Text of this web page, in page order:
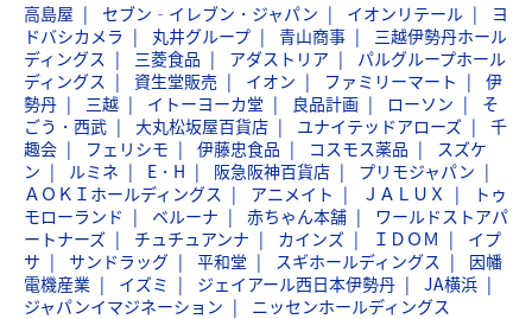
高島屋 セブン‐イレブン・ジャパン イオンリテール
ヨ
ドバシカメラ
丸井グループ 青山商事
三越伊勢丹ホール
ディングス
三菱食品 アダストリア
パルグループホール
ディングス
資生堂販売 イオン ファミリーマート
伊
勢丹
三越 イトーヨーカ堂 良品計画 ローソン
そ
ごう・西武
大丸松坂屋百貨店 ユナイテッドアローズ
千
趣会
フェリシモ 伊藤忠食品 コスモス薬品
スズケ
ン
ルミネ E・H 阪急阪神百貨店
プリモジャパン
ＡＯＫＩホールディングス
アニメイト ＪＡＬＵＸ
トゥ
モローランド
ベルーナ 赤ちゃん本舗
ワールドストアパ
ートナーズ
チュチュアンナ カインズ ＩＤＯＭ
イプ
サ
サンドラッグ 平和堂 スギホールディングス
因幡
電機産業
イズミ ジェイアール西日本伊勢丹
JA横浜
ジャパンイマジネーション
ニッセンホールディングス